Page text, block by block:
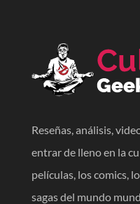
Reseñas, análisis,
entrar de lleno en la
películas, los comics,
sagas del mundo